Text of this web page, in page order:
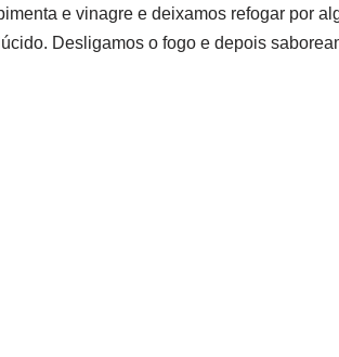
e vinagre e deixamos refogar por
Desligamos o fogo e depois